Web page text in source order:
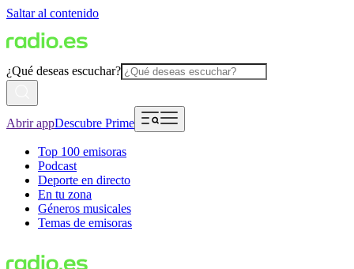
Saltar al contenido
¿Qué deseas escuchar?
Abrir appDescubre Prime
Top 100 emisoras
Podcast
Deporte en directo
En tu zona
Géneros musicales
Temas de emisoras